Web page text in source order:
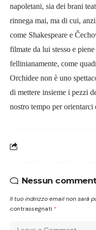
napoletani, sia dei brani
rinnega mai, ma di cui,
come Shakespeare e
filmate da lui stesso e
fellinianamente, come
Orchidee non è uno
di mettere insieme i pezzi
nostro tempo per orientarci
Nessun
Il tuo indirizzo email non sarà
contrassegnati *